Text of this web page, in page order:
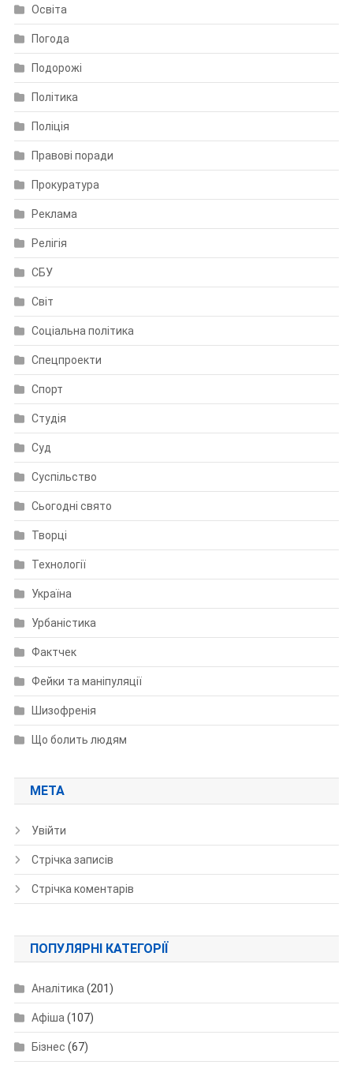
Освіта
Погода
Подорожі
Політика
Поліція
Правові поради
Прокуратура
Реклама
Релігія
СБУ
Світ
Соціальна політика
Спецпроекти
Спорт
Студія
Суд
Суспільство
Сьогодні свято
Творці
Технології
Україна
Урбаністика
Фактчек
Фейки та маніпуляції
Шизофренія
Що болить людям
МЕТА
Увійти
Стрічка записів
Стрічка коментарів
ПОПУЛЯРНІ КАТЕГОРІЇ
Аналітика (201)
Афіша (107)
Бізнес (67)